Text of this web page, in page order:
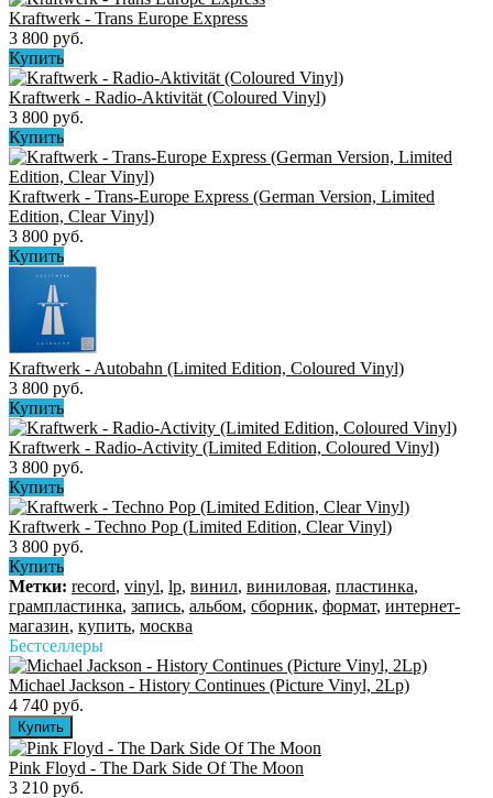
Kraftwerk - Trans Europe Express
3 800 руб.
Купить
Kraftwerk - Radio-Aktivität (Coloured Vinyl)
3 800 руб.
Купить
Kraftwerk - Trans-Europe Express (German Version, Limited
Edition, Clear Vinyl)
3 800 руб.
Купить
Kraftwerk - Autobahn (Limited Edition, Coloured Vinyl)
3 800 руб.
Купить
Kraftwerk - Radio-Activity (Limited Edition, Coloured Vinyl)
3 800 руб.
Купить
Kraftwerk - Techno Pop (Limited Edition, Clear Vinyl)
3 800 руб.
Купить
Метки: record, vinyl, lp, винил, виниловая, пластинка,
грампластинка, запись, альбом, сборник, формат, интернет-
магазин, купить, москва
Бестселлеры
Michael Jackson - History Continues (Picture Vinyl, 2Lp)
4 740 руб.
Pink Floyd - The Dark Side Of The Moon
3 210 руб.